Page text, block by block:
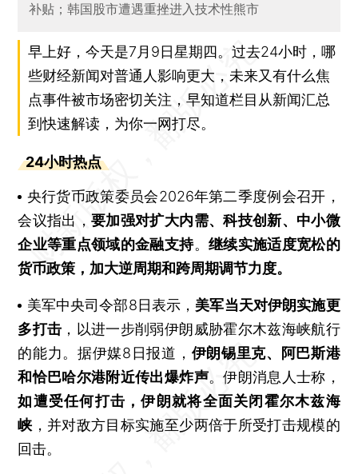
补贴；韩国股市遭遇重挫进入技术性熊市
早上好，今天是7月9日星期四。过去24小时，哪
些财经新闻对普通人影响更大，未来又有什么焦
点事件被市场密切关注，早知道栏目从新闻汇总
到快速解读，为你一网打尽。
24小时热点
央行货币政策委员会2026年第二季度例会召开，
会议指出，要加强对扩大内需、科技创新、中小微
企业等重点领域的金融支持。 继续实施适度宽松的
货币政策，加大逆周期和跨周期调节力度。
美军中央司令部8日表示， 美军当天对伊朗实施更
多打击 ，以进一步削弱伊朗威胁霍尔木兹海峡航行
的能力。据伊媒8日报道， 伊朗锡里克、阿巴斯港
和恰巴哈尔港附近传出爆炸声。伊朗消息人士称，
如遭受任何打击，伊朗就将全面关闭霍尔木兹海
峡 ，并对敌方目标实施至少两倍于所受打击规模的
回击。